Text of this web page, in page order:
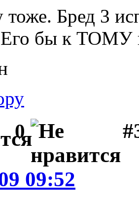
Бред 3
Его бы к ТОМУ
0
09:52